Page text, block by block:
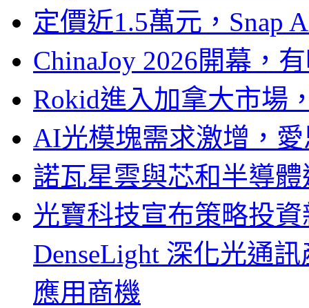
定價近1.5萬元，Snap
ChinaJoy 2026開幕，
Rokid進入加拿大市場
AI光模塊需求激增，
諾瓦星雲與芯和半導
光寶科技宣布策略投
DenseLight 深化光通
應用商機